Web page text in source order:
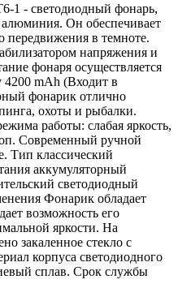
1 - светодиодный фонарь,
Он обеспечивает
передвижения в темноте.
напряжения и
фонаря осуществляется
4200 mAh (Входит в
фонарик отлично
охоты и рыбалки.
работы: слабая яркость,
Современный ручной
Тип классический
аккумуляторный
светодиодный
Фонарик обладает
возможность его
яркости. На
закаленное стекло с
корпуса светодиодного
сплав. Срок службы